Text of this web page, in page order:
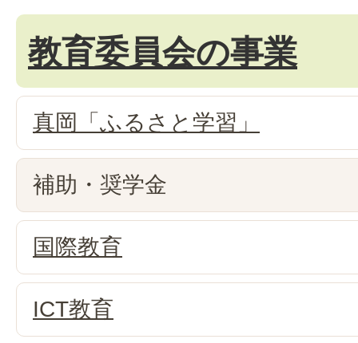
教育委員会の事業
真岡「ふるさと学習」
補助・奨学金
国際教育
ICT教育